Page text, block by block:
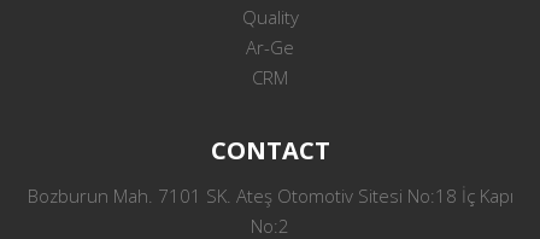
Quality
Ar-Ge
CRM
CONTACT
Bozburun Mah. 7101 SK. Ateş Otomotiv Sitesi No:18 İç Kapı
No:2